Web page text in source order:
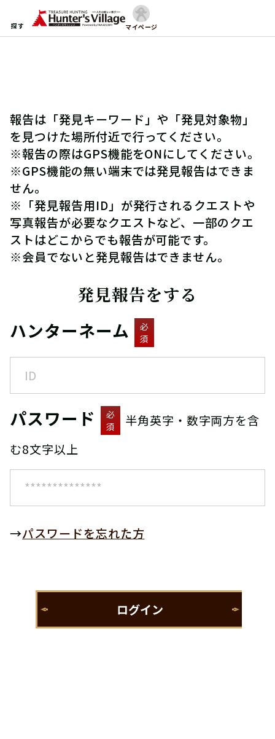
探す マイページ
報告は「発見キーワード」や「発見対象物」
を見つけた場所付近で行ってください。
※報告の際はGPS機能をONにしてください。
※GPS機能の無い端末では発見報告はできま
せん。
※「発見報告用ID」が発行されるクエストや
写真報告が必要なクエストなど、一部のクエ
ストはどこからでも報告が可能です。
※会員でないと発見報告はできません。
発見報告をする
ハンターネーム
必
須
パスワード
必
須
半角英字・数字両方を含
む8文字以上
→パスワードを忘れた方